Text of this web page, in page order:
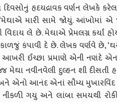
દિવસોનું હૃદયદ્રાવક વર્ણન લેખકે
મારી સામે જોયું. આંખોમાં એ
લે છે. મેઘાએ પ્રેમલગ્ન કર્યાં
કંપાવી દે છે. લેખક વર્ણવે છે,
ઈચ્છા પ્રમાણે એની નણંદે એનાં
મેઘા નવીનવેલી દુલ્હન શી દીસતી
એનો આનંદ એનાં સૌમ્ય
નીકળી ગયુ અને લાંબા સમયથી